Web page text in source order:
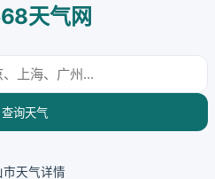
天气网
询天气
市天气详情